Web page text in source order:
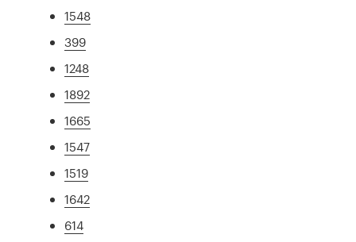
1548
399
1248
1892
1665
1547
1519
1642
614